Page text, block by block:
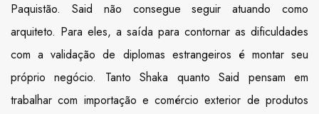
Paquistão. Said não consegue seguir atuando como
arquiteto. Para eles, a saída para contornar as dificuldades
com a validação de diplomas estrangeiros é montar seu
próprio negócio. Tanto Shaka quanto Said pensam em
trabalhar com importação e comércio exterior de produtos